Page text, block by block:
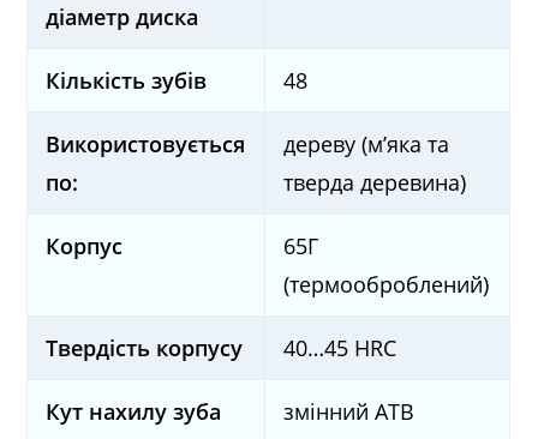
діаметр диска
Кількість зубів 48
Використовується
по:
дереву (м’яка та
тверда деревина)
Корпус
65Г
(термооброблений)
Твердість корпусу 40…45 HRC
Кут нахилу зуба змінний ATB